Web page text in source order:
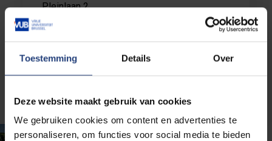
Toestemming Details Over
Deze website maakt gebruik van cookies
We gebruiken cookies om content en advertenties te
personaliseren, om functies voor social media te bieden
Pleinlaan 2
1050 Elsene